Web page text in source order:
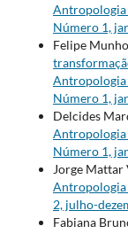
Antropologia
Número 1,
Felipe
Antropologia
Número 1,
Delcides
Antropologia
Número 1,
Jorge Mattar
Antropologia
2, julho-
Fabiana